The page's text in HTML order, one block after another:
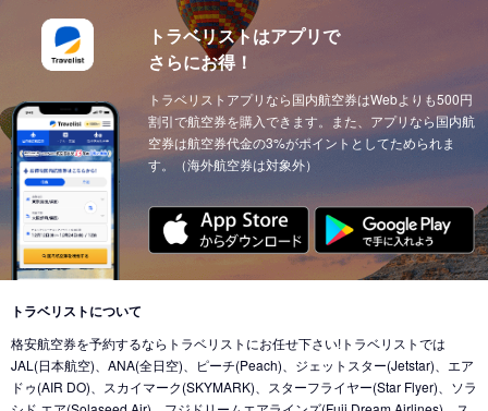
トラベリストはアプリで
さらにお得！
トラベリストアプリなら国内航空券はWebよりも500円
割引で航空券を購入できます。また、アプリなら国内航
空券は航空券代金の3%がポイントとしてためられま
す。（海外航空券は対象外）
トラベリストについて
格安航空券を予約するならトラベリストにお任せ下さい!トラベリストでは
JAL(日本航空)、ANA(全日空)、ピーチ(Peach)、ジェットスター(Jetstar)、エア
ドゥ(AIR DO)、スカイマーク(SKYMARK)、スターフライヤー(Star Flyer)、ソラ